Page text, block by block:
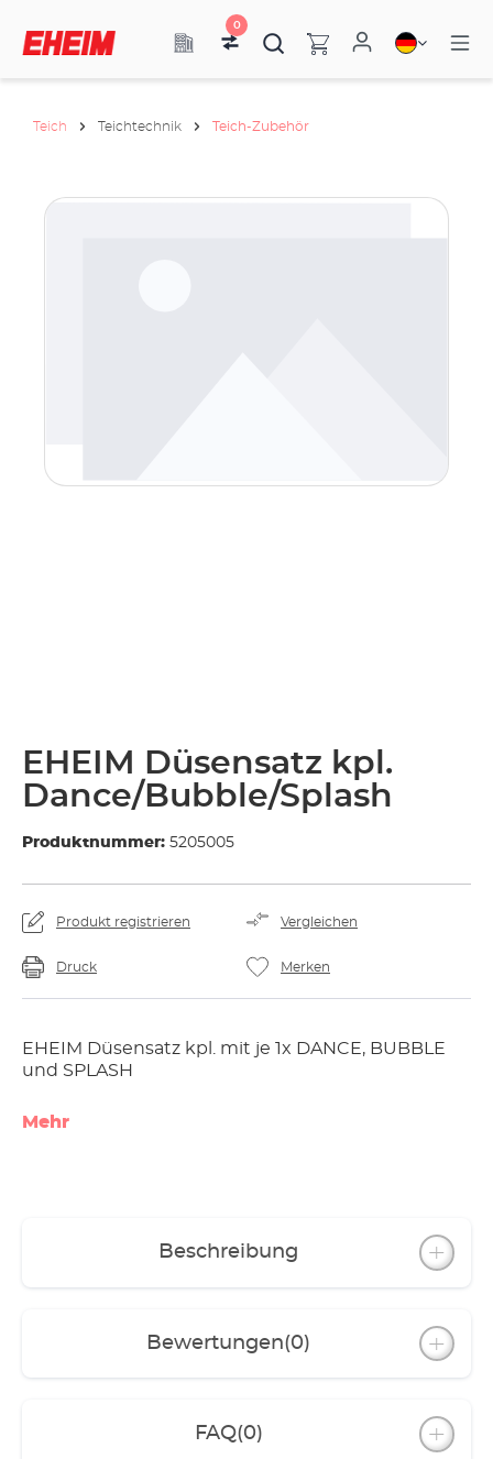
0
Teich Teichtechnik Teich-Zubehör
EHEIM Düsensatz kpl.
Dance/Bubble/Splash
Produktnummer: 5205005
Produkt registrieren Vergleichen
Druck Merken
EHEIM Düsensatz kpl. mit je 1x DANCE, BUBBLE
und SPLASH
Mehr
Beschreibung
Bewertungen(0)
FAQ(0)